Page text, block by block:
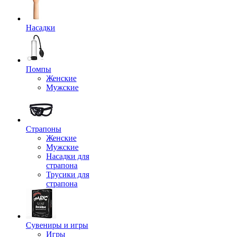
Насадки
Помпы
Женские
Мужские
Страпоны
Женские
Мужские
Насадки для
страпона
Трусики для
страпона
Сувениры и игры
Игры